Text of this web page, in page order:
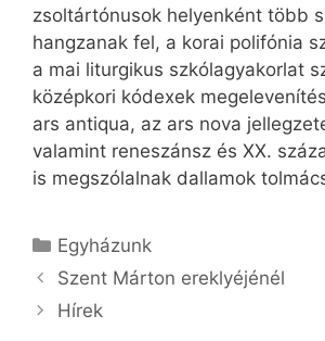
zsoltártónusok helyenként több
hangzanak fel, a korai polifónia
a mai liturgikus szkólagyakorlat
középkori kódexek
ars antiqua, az ars nova
valamint reneszánsz és XX.
is megszólalnak dallamok
Kategória
Egyházunk
Szent Márton ereklyéjénél
Hírek